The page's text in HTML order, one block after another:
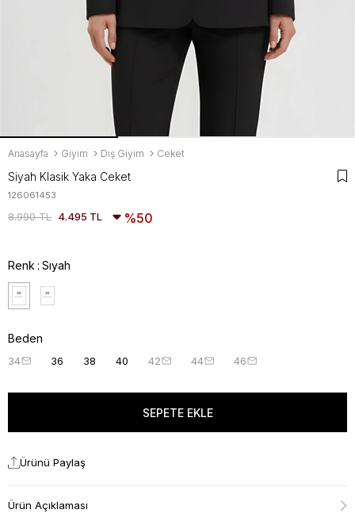
Anasayfa Giyim Dış Giyim Ceket
Siyah Klasik Yaka Ceket
126061453
8.990 TL 4.495 TL 50
Renk Sıyah
Beden
34 36 38 40 42 44 46
Ürünü Paylaş
Ürün Açıklaması